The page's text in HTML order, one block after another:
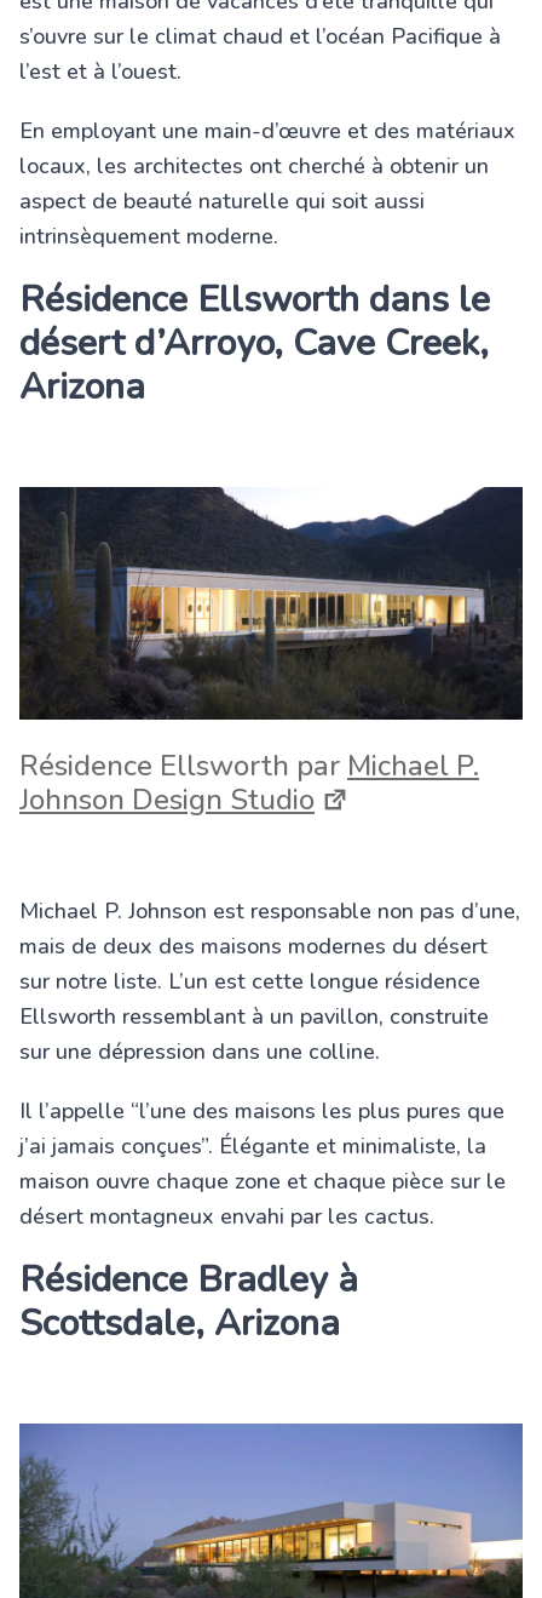
s’ouvre sur le climat chaud et l’océan Pacifique à
l’est et à l’ouest.
En employant une main-d’œuvre et des matériaux
locaux, les architectes ont cherché à obtenir un
aspect de beauté naturelle qui soit aussi
intrinsèquement moderne.
Résidence Ellsworth dans le
désert d’Arroyo, Cave Creek,
Arizona
Résidence Ellsworth par Michael P.
Johnson Design Studio
Michael P. Johnson est responsable non pas d’une,
mais de deux des maisons modernes du désert
sur notre liste. L’un est cette longue résidence
Ellsworth ressemblant à un pavillon, construite
sur une dépression dans une colline.
Il l’appelle “l’une des maisons les plus pures que
j’ai jamais conçues”. Élégante et minimaliste, la
maison ouvre chaque zone et chaque pièce sur le
désert montagneux envahi par les cactus.
Résidence Bradley à
Scottsdale, Arizona